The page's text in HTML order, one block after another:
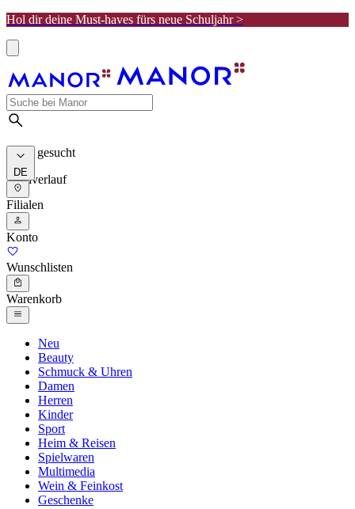
Hol dir deine Must-haves fürs neue Schuljahr >
Meist gesucht
Suchverlauf
DE
Filialen
Konto
Wunschlisten
Warenkorb
Neu
Beauty
Schmuck & Uhren
Damen
Herren
Kinder
Sport
Heim & Reisen
Spielwaren
Multimedia
Wein & Feinkost
Geschenke